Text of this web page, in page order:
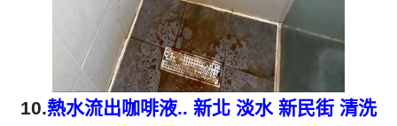
10.熱水流出咖啡液.. 新北 淡水 新民街 清洗